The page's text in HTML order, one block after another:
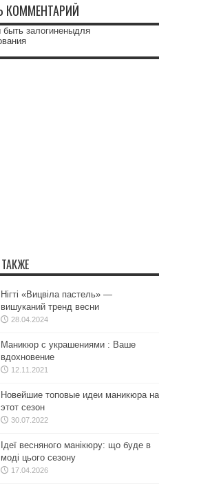
КОММЕНТАРИЙ
залогиненыдля
Нігті «Вицвіла пастель» —
вишуканий тренд весни
28.04.2024
Маникюр с украшениями : Ваше
вдохновение
12.11.2021
Новейшие топовые идеи маникюра на
этот сезон
30.07.2022
Ідеї весняного манікюру: що буде в
моді цього сезону
17.04.2026